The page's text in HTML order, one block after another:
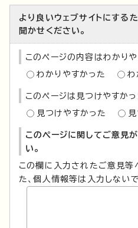
より良いウェブサイトにする
聞かせください。
このページの内容はわかり
わかりやすかった わ
このページは見つけやすか
見つけやすかった
このページに関してご意見
い。
この欄に入力されたご意見等
た、個人情報等は入力しない